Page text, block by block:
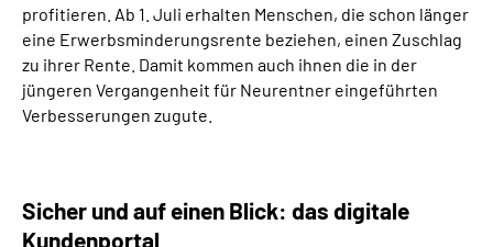
profitieren. Ab 1. Juli erhalten Menschen, die schon länger
eine Erwerbsminderungsrente beziehen, einen Zuschlag
zu ihrer Rente. Damit kommen auch ihnen die in der
jüngeren Vergangenheit für Neurentner eingeführten
Verbesserungen zugute.
Sicher und auf einen Blick: das digitale
Kundenportal